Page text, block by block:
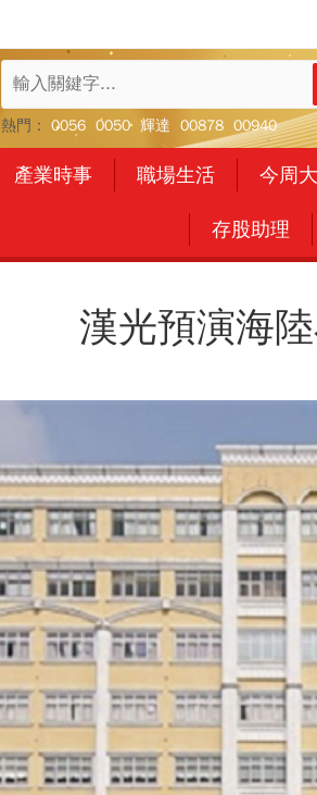
熱門： 0056 0050 輝達 00878 00940
產業時事 職場生活 今周
存股助理
漢光預演海